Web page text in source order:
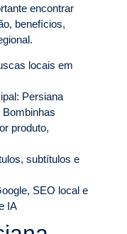
encontrar
benefícios,
locais em
Persiana
produto,
subtítulos e
SEO local e
IA